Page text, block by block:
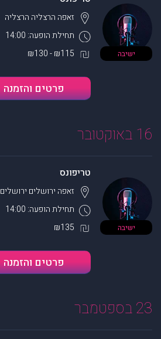
ישיבה
תחילת הופעה: 14:00
זאפה הרצליה הרצליה
₪115 - ₪130
פרטים והזמנה
16 באוקטובר
ישיבה
טריפונס
תחילת הופעה: 14:00
זאפה ירושלים ירושלים
₪135
פרטים והזמנה
23 בספטמבר